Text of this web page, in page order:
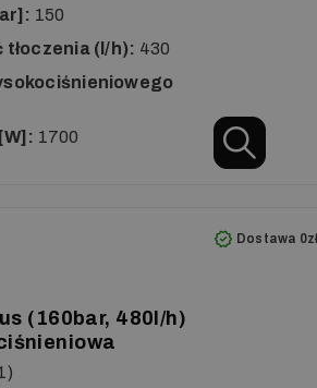
150
tłoczenia (l/h): 430
1700
(160bar, 480l/h)
Dostawa 0zł